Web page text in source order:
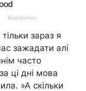
зараз я
зажадати алі
часто
ці дні мова
»А скільки